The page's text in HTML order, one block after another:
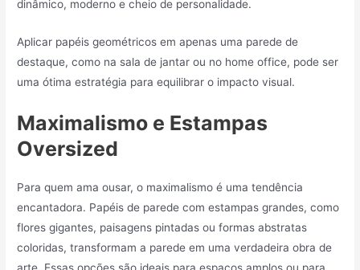
dinâmico, moderno e cheio de personalidade.
Aplicar papéis geométricos em apenas uma parede de
destaque, como na sala de jantar ou no home office, pode ser
uma ótima estratégia para equilibrar o impacto visual.
Maximalismo e Estampas
Oversized
Para quem ama ousar, o maximalismo é uma tendência
encantadora. Papéis de parede com estampas grandes, como
flores gigantes, paisagens pintadas ou formas abstratas
coloridas, transformam a parede em uma verdadeira obra de